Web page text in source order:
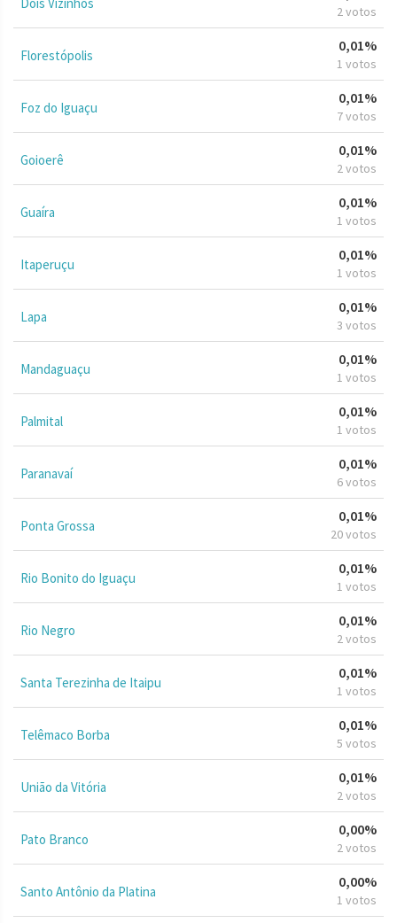
2 votos
Florestópolis
0,01%
1 votos
Foz do Iguaçu
0,01%
7 votos
Goioerê
0,01%
2 votos
Guaíra
0,01%
1 votos
Itaperuçu
0,01%
1 votos
Lapa
0,01%
3 votos
Mandaguaçu
0,01%
1 votos
Palmital
0,01%
1 votos
Paranavaí
0,01%
6 votos
Ponta Grossa
0,01%
20 votos
Rio Bonito do Iguaçu
0,01%
1 votos
Rio Negro
0,01%
2 votos
Santa Terezinha de Itaipu
0,01%
1 votos
Telêmaco Borba
0,01%
5 votos
União da Vitória
0,01%
2 votos
Pato Branco
0,00%
2 votos
Santo Antônio da Platina
0,00%
1 votos